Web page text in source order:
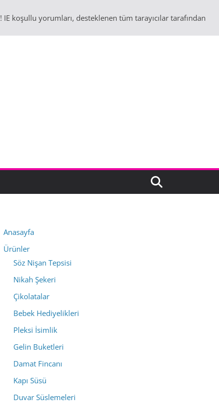
! IE koşullu yorumları, desteklenen tüm tarayıcılar tarafından
Anasayfa
Ürünler
Söz Nişan Tepsisi
Nikah Şekeri
Çikolatalar
Bebek Hediyelikleri
Pleksi İsimlik
Gelin Buketleri
Damat Fincanı
Kapı Süsü
Duvar Süslemeleri